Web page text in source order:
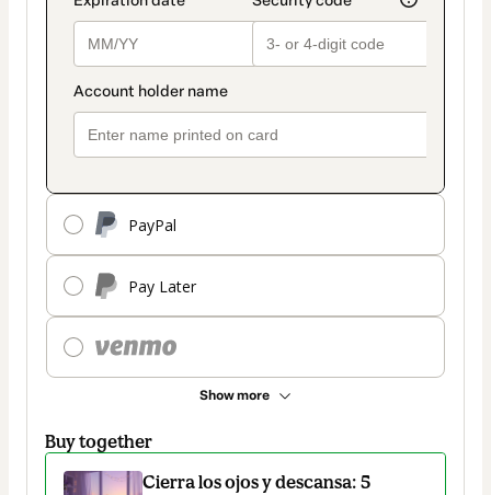
PayPal
Pay Later
Show more
Buy together
Cierra los ojos y descansa: 5